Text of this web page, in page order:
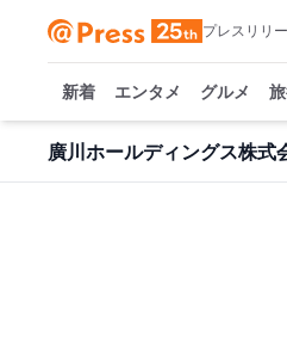
プレスリリ
新着 エンタメ グルメ
廣川ホールディングス株式